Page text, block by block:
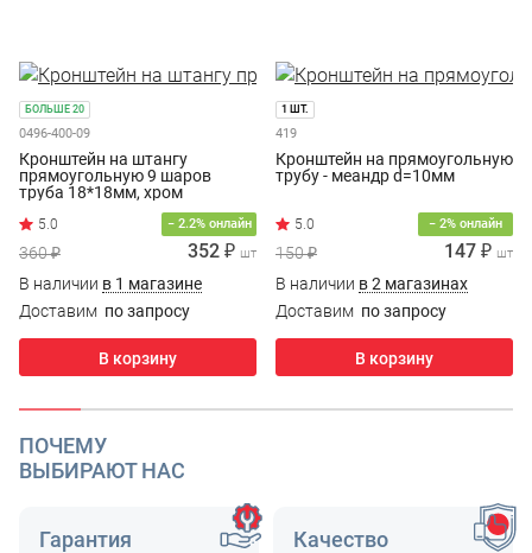
БОЛЬШЕ 20
0496-400-09
Кронштейн на штангу
прямоугольную 9 шаров
труба 18*18мм, хром
− 2.2% онлайн
360 ₽ 352 ₽ шт
В наличии в 1 магазине
Доставим по запросу
В корзину
1 ШТ.
419
Кронштейн на прямоугольную
трубу - меандр d=10мм
− 2% онлайн
150 ₽ 147 ₽ шт
В наличии в 2 магазинах
Доставим по запросу
В корзину
ПОЧЕМУ
ВЫБИРАЮТ НАС
Гарантия Качество